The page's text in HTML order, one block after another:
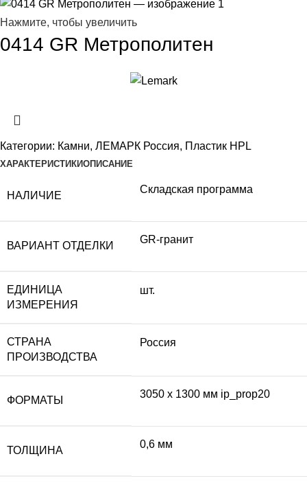
Нажмите, чтобы увеличить
0414 GR Метрополитен
Категории: Камни, ЛЕМАРК Россия, Пластик HPL
ХАРАКТЕРИСТИКИОПИСАНИЕ
НАЛИЧИЕ
Складская программа
ВАРИАНТ ОТДЕЛКИ
GR-гранит
ЕДИНИЦА
ИЗМЕРЕНИЯ
шт.
СТРАНА
ПРОИЗВОДСТВА
Россия
ФОРМАТЫ
3050 x 1300 мм ip_prop20
ТОЛЩИНА
0,6 мм